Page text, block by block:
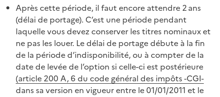
Après cette période, il faut encore attendre 2 ans
(délai de portage). C’est une période pendant
laquelle vous devez conserver les titres nominaux et
ne pas les louer. Le délai de portage débute à la fin
de la période d’indisponibilité, ou à compter de la
date de levée de l’option si celle-ci est postérieure
(article 200 A, 6 du code général des impôts -CGI-
dans sa version en vigueur entre le 01/01/2011 et le